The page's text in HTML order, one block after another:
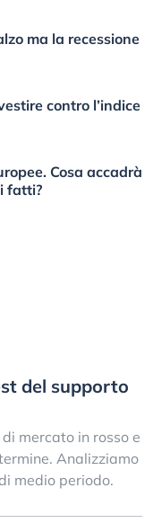
ma la recessione
contro l’indice
Cosa accadrà
fatti?
del supporto
mercato in rosso e
Analizziamo
medio periodo.